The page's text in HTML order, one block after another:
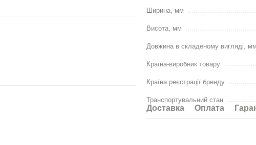
Доставка- при відвантаженні
Упаковане замовлення
Гарантія: 18 місяців
Виробник: НЕМАН
Ширина, мм
Висота, мм
Довжина в складеному вигляді, мм
Країна-виробник товару
Країна реєстрації бренду
Транспортувальний стан
Доставка Оплата